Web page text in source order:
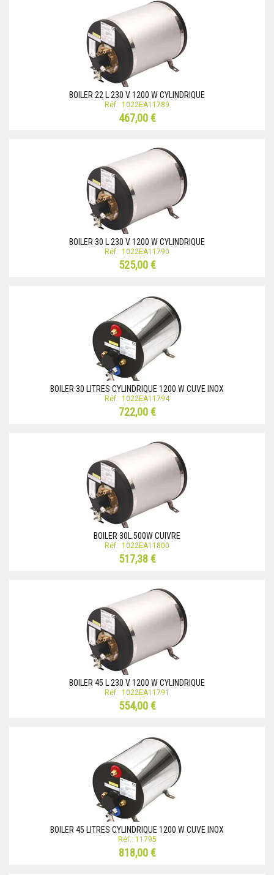
BOILER 22 L 230 V 1200 W CYLINDRIQUE
Réf.: 1022EA11789
467,00 €
BOILER 30 L 230 V 1200 W CYLINDRIQUE
Réf.: 1022EA11790
525,00 €
BOILER 30 LITRES CYLINDRIQUE 1200 W CUVE INOX
Réf.: 1022EA11794
722,00 €
BOILER 30L 500W CUIVRE
Réf.: 1022EA11800
517,38 €
BOILER 45 L 230 V 1200 W CYLINDRIQUE
Réf.: 1022EA11791
554,00 €
BOILER 45 LITRES CYLINDRIQUE 1200 W CUVE INOX
Réf.: 11795
818,00 €